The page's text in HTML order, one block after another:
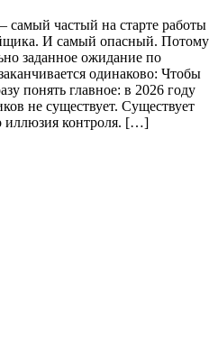
самый частый на старте работы
И самый опасный. Потому
заданное ожидание по
одинаково: Чтобы
понять главное: в 2026 году
не существует. Существует
иллюзия контроля. […]